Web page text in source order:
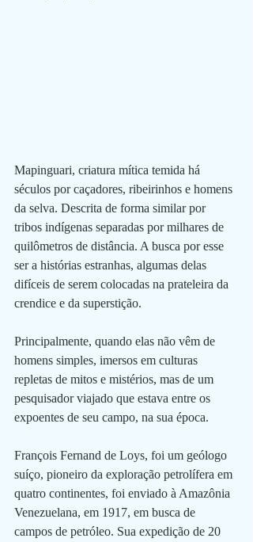
Mapinguari, criatura mítica temida há
séculos por caçadores, ribeirinhos e homens
da selva. Descrita de forma similar por
tribos indígenas separadas por milhares de
quilômetros de distância. A busca por esse
ser a histórias estranhas, algumas delas
difíceis de serem colocadas na prateleira da
crendice e da superstição.
Principalmente, quando elas não vêm de
homens simples, imersos em culturas
repletas de mitos e mistérios, mas de um
pesquisador viajado que estava entre os
expoentes de seu campo, na sua época.
François Fernand de Loys, foi um geólogo
suíço, pioneiro da exploração petrolífera em
quatro continentes, foi enviado à Amazônia
Venezuelana, em 1917, em busca de
campos de petróleo. Sua expedição de 20